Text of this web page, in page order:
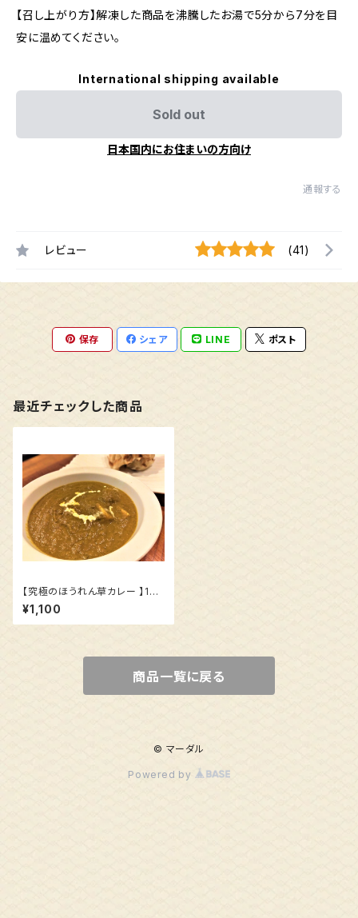
【召し上がり方】解凍した商品を沸騰したお湯で5分から7分を目
安に温めてください。
International shipping available
Sold out
日本国内にお住まいの方向け
通報する
レビュー (41)
保存 シェア LINE ポスト
最近チェックした商品
【究極のほうれん草カレー 】180
g
¥1,100
商品一覧に戻る
© マーダル
Powered by